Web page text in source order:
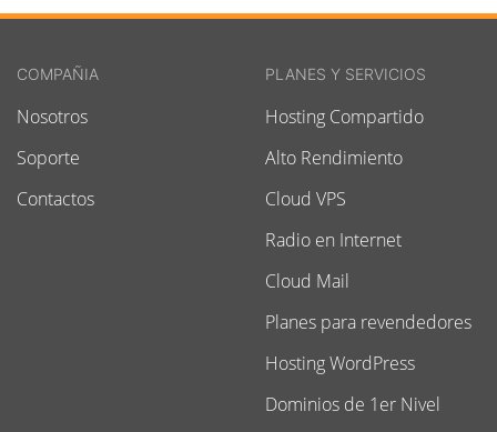
COMPAÑIA
Nosotros
Soporte
Contactos
PLANES Y SERVICIOS
Hosting Compartido
Alto Rendimiento
Cloud VPS
Radio en Internet
Cloud Mail
Planes para revendedores
Hosting WordPress
Dominios de 1er Nivel